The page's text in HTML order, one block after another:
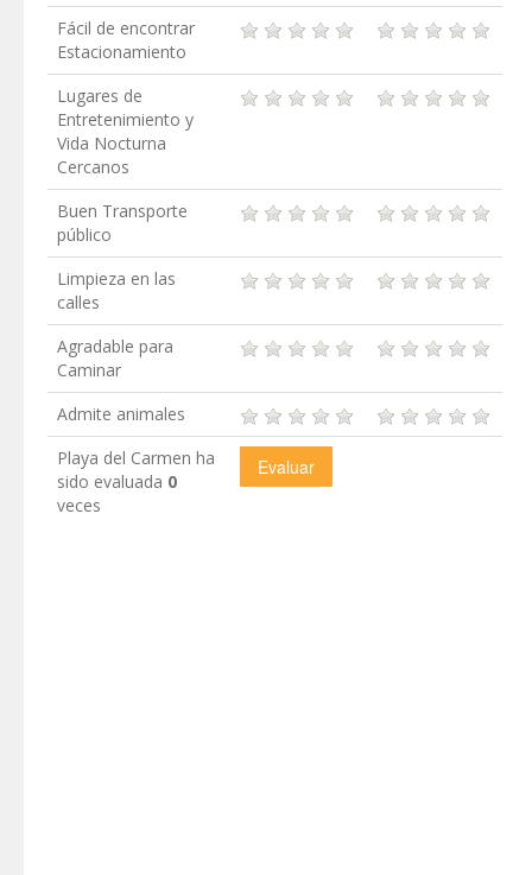
Fácil de encontrar
Estacionamiento
Lugares de
Entretenimiento y
Vida Nocturna
Cercanos
Buen Transporte
público
Limpieza en las
calles
Agradable para
Caminar
Admite animales
Playa del Carmen ha
sido evaluada 0
veces